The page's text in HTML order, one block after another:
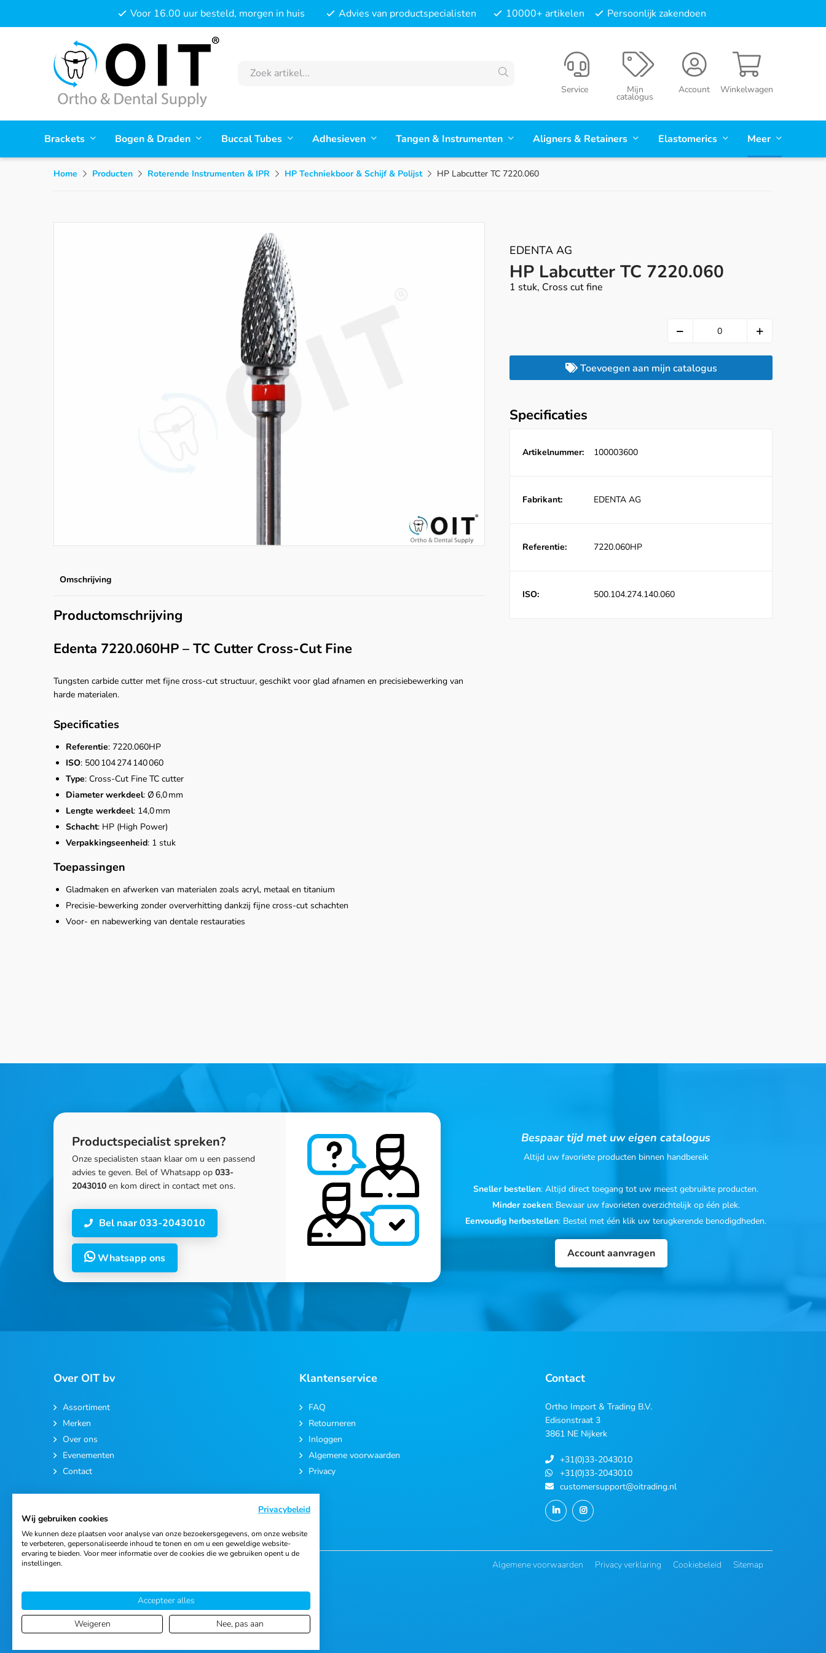
Voor 16.00 uur besteld, morgen in huis Advies van productspecialisten 10000+ artikelen Persoonlijk zakendoen
Winkelwagen
Account
Mijn
catalogus
Service
Brackets Bogen & Draden Buccal Tubes Adhesieven Tangen & Instrumenten Aligners & Retainers Elastomerics Meer
Home Producten Roterende Instrumenten & IPR HP Techniekboor & Schijf & Polijst HP Labcutter TC 7220.060
Omschrijving
Productomschrijving
Edenta 7220.060HP – TC Cutter Cross‑Cut Fine
Tungsten carbide cutter met fijne cross‑cut structuur, geschikt voor glad afnamen en precisiebewerking van
harde materialen.
Specificaties
Referentie: 7220.060HP
ISO: 500 104 274 140 060
Type: Cross‑Cut Fine TC cutter
Diameter werkdeel: Ø 6,0 mm
Lengte werkdeel: 14,0 mm
Schacht: HP (High Power)
Verpakkingseenheid: 1 stuk
Toepassingen
Gladmaken en afwerken van materialen zoals acryl, metaal en titanium
Precisie‑bewerking zonder oververhitting dankzij fijne cross‑cut schachten
Voor- en nabewerking van dentale restauraties
EDENTA AG
HP Labcutter TC 7220.060
1 stuk, Cross cut fine
Toevoegen aan mijn catalogus
Specificaties
Artikelnummer: 100003600
Fabrikant: EDENTA AG
Referentie: 7220.060HP
ISO: 500.104.274.140.060
Productspecialist spreken?
Onze specialisten staan klaar om u een passend
advies te geven. Bel of Whatsapp op 033-
2043010 en kom direct in contact met ons.
Bel naar 033-2043010
Whatsapp ons
Bespaar tijd met uw eigen catalogus
Altijd uw favoriete producten binnen handbereik
Sneller bestellen: Altijd direct toegang tot uw meest gebruikte producten.
Minder zoeken: Bewaar uw favorieten overzichtelijk op één plek.
Eenvoudig herbestellen: Bestel met één klik uw terugkerende benodigdheden.
Account aanvragen
Over OIT bv
Assortiment
Merken
Over ons
Evenementen
Contact
Klantenservice
FAQ
Retourneren
Inloggen
Algemene voorwaarden
Privacy
Contact
Ortho Import & Trading B.V.
Edisonstraat 3
3861 NE Nijkerk
+31(0)33-2043010
+31(0)33-2043010
customersupport@oitrading.nl
© 2026 Ortho Import & Trading B.V. Algemene voorwaarden Privacy verklaring Cookiebeleid Sitemap
Privacybeleid
Wij gebruiken cookies
We kunnen deze plaatsen voor analyse van onze bezoekersgegevens, om onze website
te verbeteren, gepersonaliseerde inhoud te tonen en om u een geweldige website-
ervaring te bieden. Voor meer informatie over de cookies die we gebruiken opent u de
instellingen.
Accepteer alles
Weigeren
Nee, pas aan